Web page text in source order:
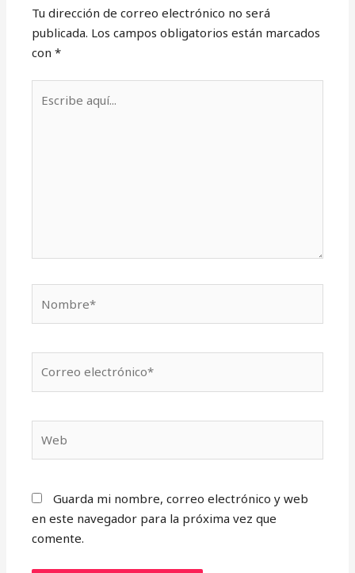
Tu dirección de correo electrónico no será
publicada. Los campos obligatorios están marcados
con*
aquí...
electrónico*
Guarda mi nombre, correo electrónico y web
en este navegador para la próxima vez que
comente.